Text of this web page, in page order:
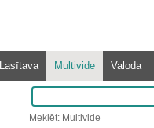
Lasītava Multivide Valoda
Meklēt: Multivide